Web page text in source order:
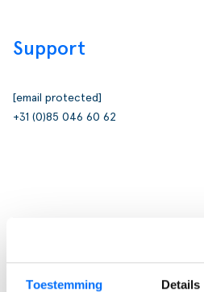
Toestemming Details
Support
[email protected]
+31 (0)85 046 60 62